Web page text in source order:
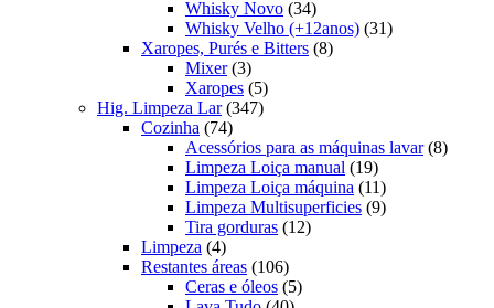
produtos
Whisky Novo 3434
produtos
Whisky Velho (+12anos) 3131
Xaropes, Purés e Bitters 88
Mixer 33
produtos
Xaropes 55
produtos
Hig. Limpeza Lar 347347
Cozinha 7474
produtos
Acessórios para as máquinas lavar 88
Limpeza Loiça manual 1919
produtos
Limpeza Loiça máquina 1111
produtos
Limpeza Multisuperficies 99
Tira gorduras 1212
Limpeza 44
produtos
Restantes áreas 106106
produtos
Ceras e óleos 55